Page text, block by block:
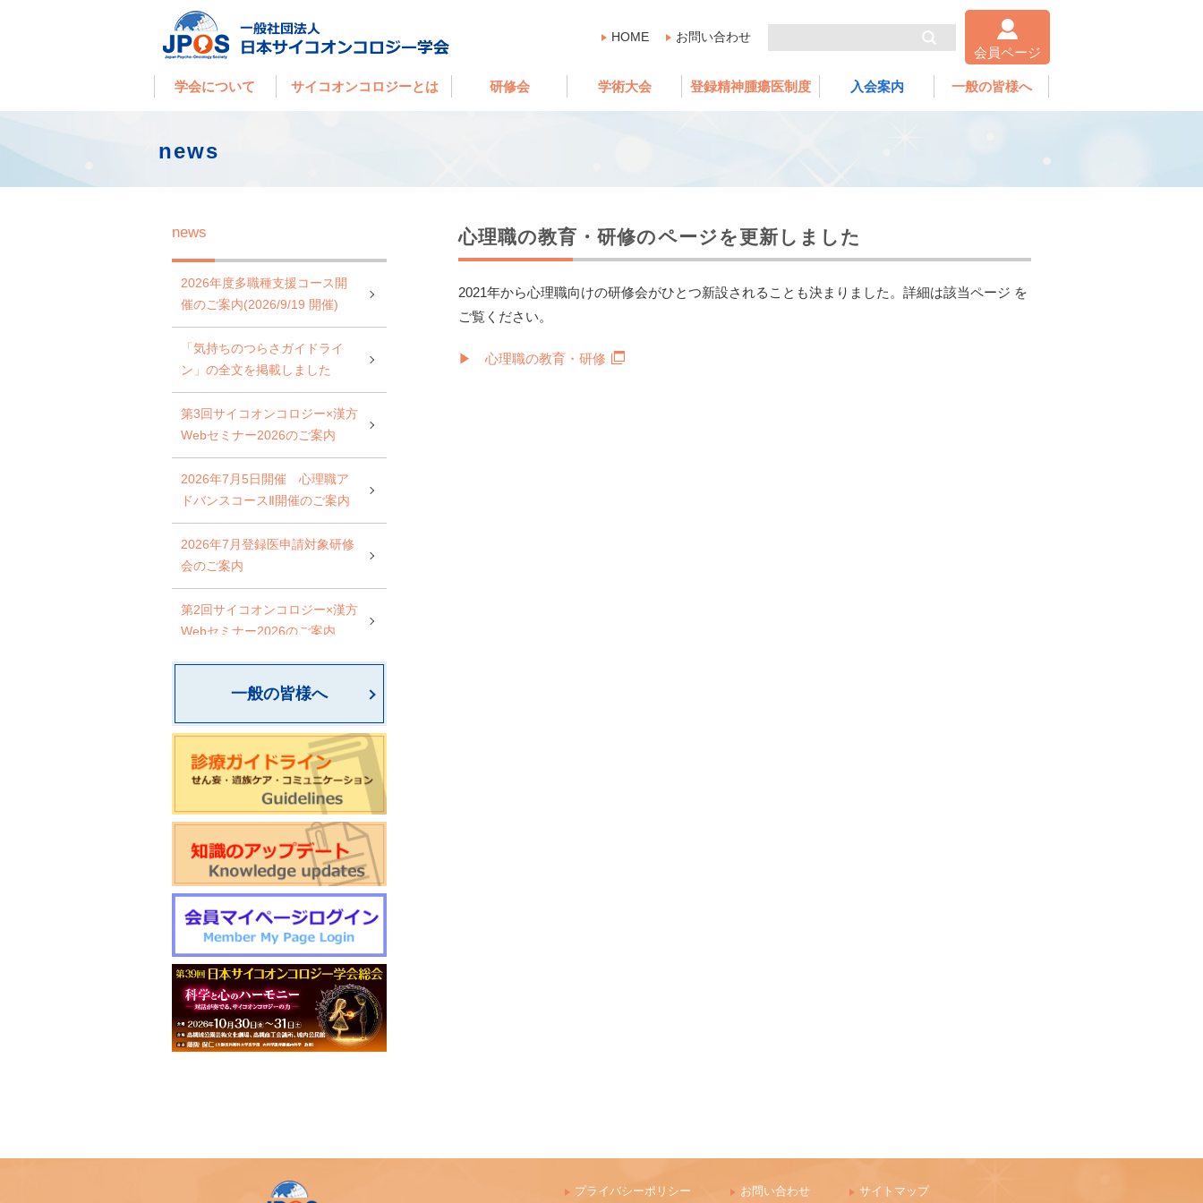
HOME お問い合わせ
会員ページ
学会について サイコオンコロジーとは 研修会 学術大会 登録精神腫瘍医制度 入会案内 一般の皆様へ
news
心理職の教育・研修のページを更新しました
2021年から心理職向けの研修会がひとつ新設されることも決まりました。詳細は該当ページ を
ご覧ください。
▶ 心理職の教育・研修
news
2026年度多職種支援コース開
催のご案内(2026/9/19 開催)
「気持ちのつらさガイドライ
ン」の全文を掲載しました
第3回サイコオンコロジー×漢方
Webセミナー2026のご案内
2026年7月5日開催 心理職ア
ドバンスコースⅡ開催のご案内
2026年7月登録医申請対象研修
会のご案内
第2回サイコオンコロジー×漢方
Webセミナー2026のご案内
心理職スタンダードコース開催
一般社団法人 AYAがんの医療と
支援のあり方研究会 研修会開
World Psycho-oncology Day特
別企画セミナーのご案内
第4回緩和臨床研究ワークショ
ップのご案内
日本サイコオンコロジー学会
「がん領域における認知行動療
法：基本スキル演習」研修会の
ご案内
一般の皆様へ
プライバシーポリシー お問い合わせ サイトマップ